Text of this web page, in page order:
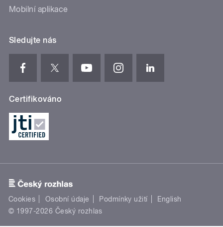
Mobilní aplikace
Sledujte nás
Certifikováno
Cookies Osobní údaje Podmínky užití
English
© 1997-2026 Český rozhlas